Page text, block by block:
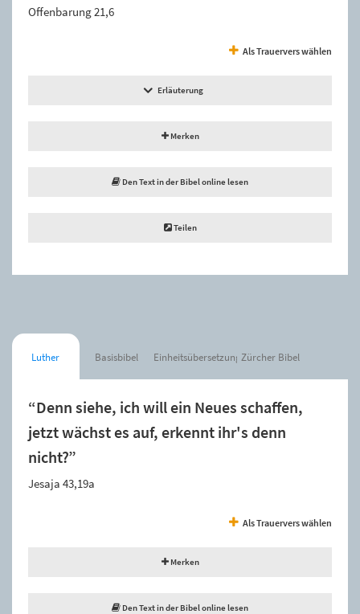
Offenbarung 21,6
Als Trauervers wählen
Erläuterung
Merken
Den Text in der Bibel online lesen
Teilen
Luther Basisbibel Einheitsübersetzung Zürcher Bibel
“Denn siehe, ich will ein Neues schaffen,
jetzt wächst es auf, erkennt ihr's denn
nicht?”
Jesaja 43,19a
Als Trauervers wählen
Merken
Den Text in der Bibel online lesen